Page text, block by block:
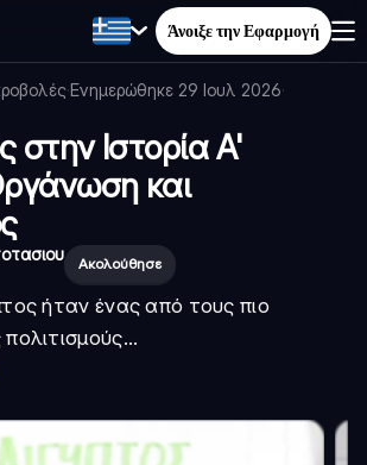
Άνοιξε την Εφαρμογή
·Ενημερώθηκε 29 Ιουλ 2026·
στην Ιστορία Α'
και
Ακολούθησε
ήταν ένας από τους πιο